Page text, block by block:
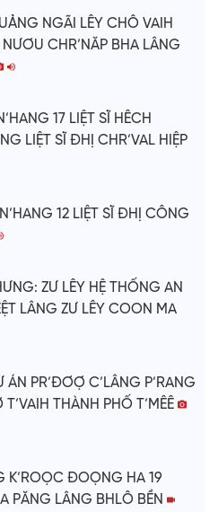
NGÃI LÊY CHÔ VAIH
CHR’NĂP BHA LÂNG
17 LIỆT SĨ HÊCH
LIỆT SĨ ĐHỊ CHR’VAL HIỆP
12 LIỆT SĨ ĐHỊ CÔNG
ZƯ LÊY HỆ THỐNG AN
LÂNG ZƯ LÊY COON MA
PR’ĐƠỢ C’LÂNG P’RANG
THÀNH PHỐ T’MÊÊ
K’ROỌC ĐOỌNG HA 19
PĂNG LÂNG BHLÔ BỀN